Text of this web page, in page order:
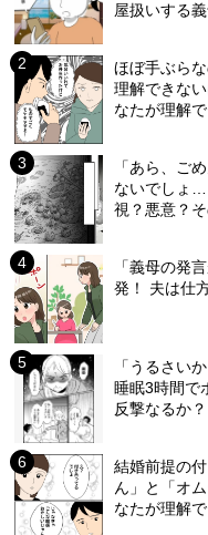
屋扱いする義
ほぼ手ぶら
理解できな
なたが理解
「あら、ご
ないでしょ
視？悪意？
「義母の発
発！ 夫は仕
「うるさい
睡眠3時間で
反撃なるか？
結婚前提の
ん」と「オ
なたが理解